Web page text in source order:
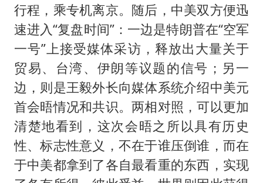
行程，乘专机离京。随后，中美双方便迅
速进入“复盘时间”：一边是特朗普在“空军
一号”上接受媒体采访，释放出大量关于
贸易、台湾、伊朗等议题的信号；另一
边，则是王毅外长向媒体系统介绍中美元
首会晤情况和共识。两相对照，可以更加
清楚地看到，这次会晤之所以具有历史
性、标志性意义，不在于谁压倒谁，而在
于中美都拿到了各自最看重的东西，实现